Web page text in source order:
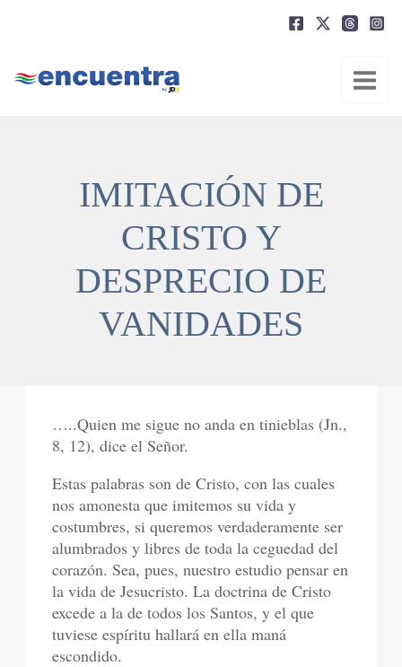
IMITACIÓN DE
CRISTO Y
DESPRECIO DE
VANIDADES
…..Quien me sigue no anda en tinieblas (Jn.,
8, 12), dice el Señor.
Estas palabras son de Cristo, con las cuales
nos amonesta que imitemos su vida y
costumbres, si queremos verdaderamente ser
alumbrados y libres de toda la ceguedad del
corazón. Sea, pues, nuestro estudio pensar en
la vida de Jesucristo. La doctrina de Cristo
excede a la de todos los Santos, y el que
tuviese espíritu hallará en ella maná
escondido.